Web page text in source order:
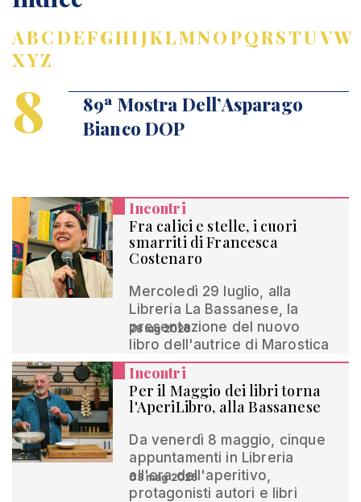
ABCDEFGHIJKLMNOPQRSTUVW
XYZ
8
89ª Mostra Dell’Asparago
Bianco DOP
Incontri
Fra calici e stelle, i cuori
smarriti di Francesca
Costenaro
Mercoledì 29 luglio, alla
Libreria La Bassanese, la
presentazione del nuovo
libro dell'autrice di Marostica
28 lug 2026
Incontri
Per il Maggio dei libri torna
l'AperiLibro, alla Bassanese
Da venerdì 8 maggio, cinque
appuntamenti in Libreria
all'ora dell'aperitivo,
protagonisti autori e libri
03 mag 2026